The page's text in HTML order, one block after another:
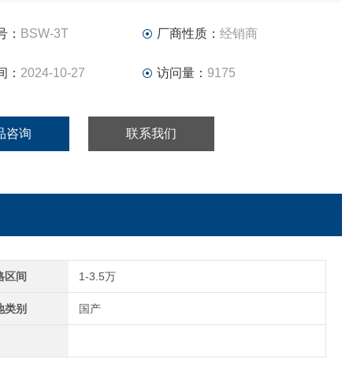
： BSW-3T 厂商性质： 经销商
： 2024-10-27 访问量： 9175
咨询 联系我们
区间 1-3.5万
类别 国产